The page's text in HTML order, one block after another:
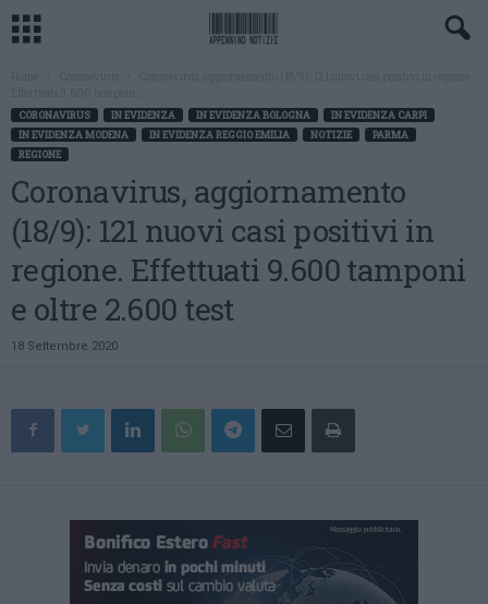
CORONAVIRUS IN EVIDENZA IN EVIDENZA BOLOGNA
IN EVIDENZA CARPI
IN EVIDENZA MODENA
IN EVIDENZA REGGIO EMILIA NOTIZIE
PARMA
REGIONE
Coronavirus, aggiornamento
(18/9): 121 nuovi casi positivi in
regione. Effettuati 9.600 tamponi
e oltre 2.600 test
18 Settembre 2020